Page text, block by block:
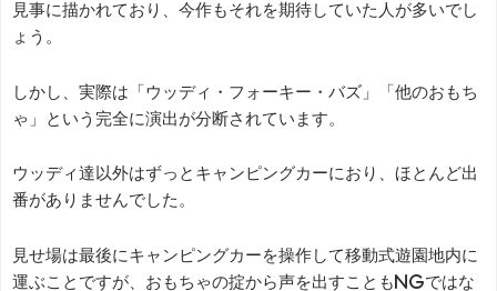
見事に描かれており、今作もそれを期待していた人が多いでし
ょう。
しかし、実際は「ウッディ・フォーキー・バズ」「他のおもち
ゃ」という完全に演出が分断されています。
ウッディ達以外はずっとキャンピングカーにおり、ほとんど出
番がありませんでした。
見せ場は最後にキャンピングカーを操作して移動式遊園地内に
運ぶことですが、おもちゃの掟から声を出すこともNGではな